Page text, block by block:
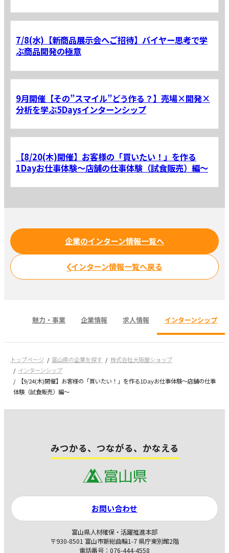
7/8(水)【新商品展示会へご招待】バイヤー思考で学
ぶ商品開発の極意
9月開催【その”スマイル”どう作る？】売場×開発×
分析を学ぶ5Daysインターンシップ
【8/20(木)開催】お客様の「買いたい！」を作る
1Dayお仕事体験～店舗の仕事体験（試食販売）編～
企業のインターン情報一覧へ
インターン情報一覧へ戻る
魅力・事業 企業情報 求人情報 インターンシップ
トップページ 富山県の企業を探す
株式会社大阪屋ショップ
インターンシップ
【9/24(木)開催】お客様の「買いたい！」を作る1Dayお仕事体験～店舗の仕事
体験（試食販売）編～
みつかる、つながる、かなえる
富山県人材確保・活躍推進本部
〒930-8501 富山市新総曲輪1-7 県庁東別館2階
電話番号：076-444-4558
お問い合わせ